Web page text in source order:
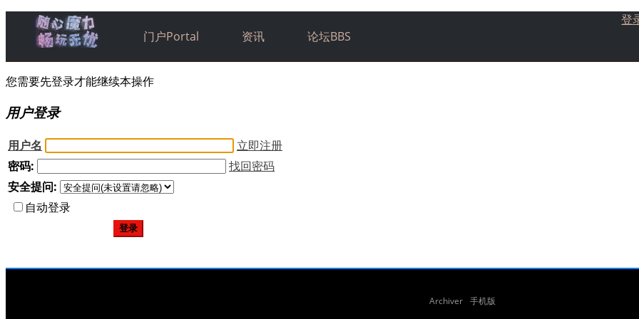
门户Portal 资讯 论坛BBS
登
您需要先登录才能继续本操作
用户登录
用户名
立即注册
密码:
找回密码
安全提问:
自动登录
登录
Archiver 手机版